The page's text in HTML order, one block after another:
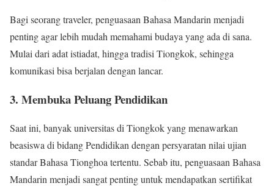
Bagi seorang traveler, penguasaan Bahasa Mandarin menjadi
penting agar lebih mudah memahami budaya yang ada di sana.
Mulai dari adat istiadat, hingga tradisi Tiongkok, sehingga
komunikasi bisa berjalan dengan lancar.
3. Membuka Peluang Pendidikan
Saat ini, banyak universitas di Tiongkok yang menawarkan
beasiswa di bidang Pendidikan dengan persyaratan nilai ujian
standar Bahasa Tionghoa tertentu. Sebab itu, penguasaan Bahasa
Mandarin menjadi sangat penting untuk mendapatkan sertifikat